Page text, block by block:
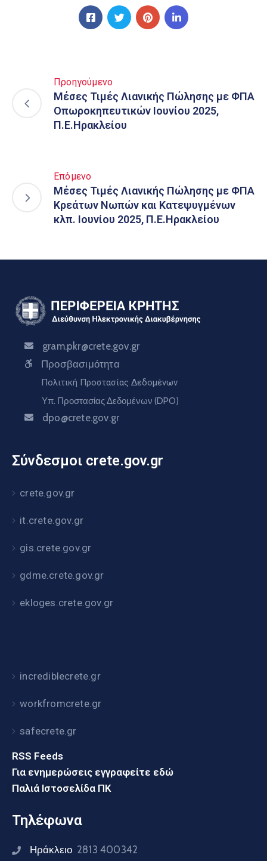
Προηγούμενο
Μέσες Τιμές Λιανικής Πώλησης με ΦΠΑ
Οπωροκηπευτικών Ιουνίου 2025,
Π.Ε.Ηρακλείου
Επόμενο
Μέσες Τιμές Λιανικής Πώλησης με ΦΠΑ
Κρεάτων Νωπών και Κατεψυγμένων
κλπ. Ιουνίου 2025, Π.Ε.Ηρακλείου
gram.pkr@crete.gov.gr
Προσβασιμότητα
Πολιτική Προστασίας Δεδομένων
Υπ. Προστασίας Δεδομένων (DPO)
dpo@crete.gov.gr
Σύνδεσμοι crete.gov.gr
crete.gov.gr
it.crete.gov.gr
gis.crete.gov.gr
gdme.crete.gov.gr
ekloges.crete.gov.gr
incrediblecrete.gr
workfromcrete.gr
safecrete.gr
RSS Feeds
Για ενημερώσεις εγγραφείτε εδώ
Παλιά Ιστοσελίδα ΠΚ
Τηλέφωνα
Ηράκλειο 2813 400342